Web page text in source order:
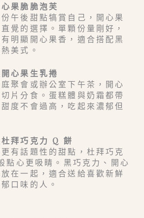
果脆脆泡芙
午後甜點犒賞自己，開心果
覺的選擇。單顆份量剛好，
明顯開心果香，適合搭配黑
美式。
心果生乳捲
聚會或辦公室下午茶，開心
片分食。蛋糕體與奶霜都帶
度不會過高，吃起來濃郁但
拜巧克力 Q 餅
有話題性的甜點，杜拜巧克
點心更吸睛。黑巧克力、開心
在一起，適合送給喜歡新鮮
口味的人。